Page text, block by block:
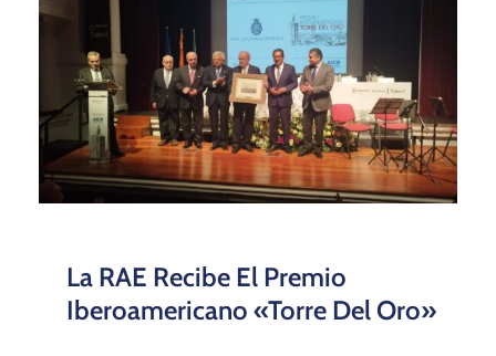
La RAE Recibe El Premio
Iberoamericano «Torre Del Oro»